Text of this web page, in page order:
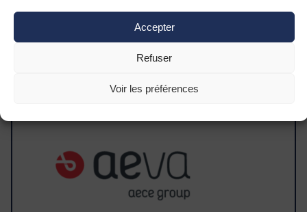
Accepter
Refuser
Voir les préférences